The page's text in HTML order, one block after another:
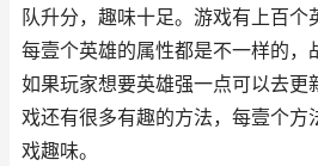
队升分，趣味十足。游戏有上百个
每壹个英雄的属性都是不一样的，
如果玩家想要英雄强一点可以去更
戏还有很多有趣的方法，每壹个方
戏趣味。